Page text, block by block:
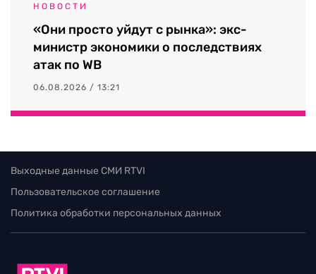
НОВОСТИ
«Они просто уйдут с рынка»: экс-
министр экономики о последствиях
атак по WB
06.08.2026 / 13:21
Выходные данные СМИ RTVI
Пользовательское соглашение
Политика обработки персональных данных